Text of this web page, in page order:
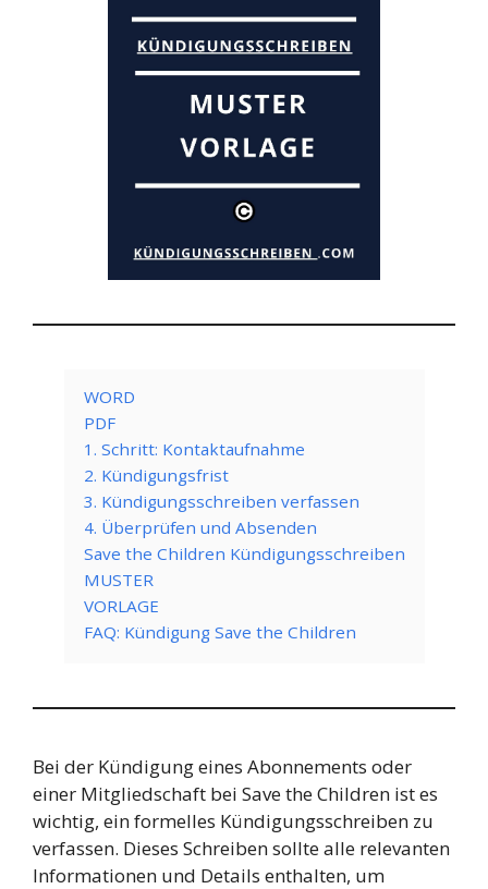
WORD
PDF
1. Schritt: Kontaktaufnahme
2. Kündigungsfrist
3. Kündigungsschreiben verfassen
4. Überprüfen und Absenden
Save the Children Kündigungsschreiben
MUSTER
VORLAGE
FAQ: Kündigung Save the Children
Bei der Kündigung eines Abonnements oder
einer Mitgliedschaft bei Save the Children ist es
wichtig, ein formelles Kündigungsschreiben zu
verfassen. Dieses Schreiben sollte alle relevanten
Informationen und Details enthalten, um